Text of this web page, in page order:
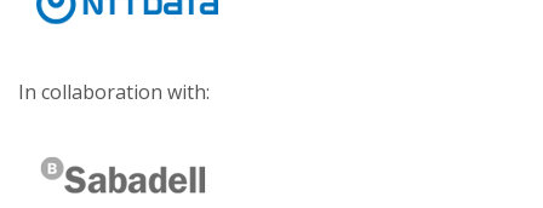
In collaboration with: